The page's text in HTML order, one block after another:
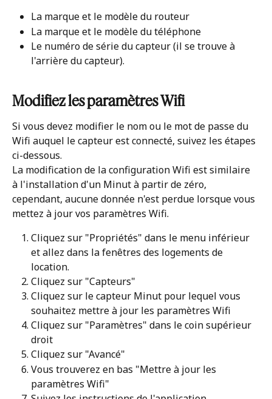
La marque et le modèle du routeur
La marque et le modèle du téléphone
Le numéro de série du capteur (il se trouve à
l'arrière du capteur).
Modifiez les paramètres Wifi
Si vous devez modifier le nom ou le mot de passe du
Wifi auquel le capteur est connecté, suivez les étapes
ci-dessous.
La modification de la configuration Wifi est similaire
à l'installation d'un Minut à partir de zéro,
cependant, aucune donnée n'est perdue lorsque vous
mettez à jour vos paramètres Wifi.
Cliquez sur "Propriétés" dans le menu inférieur
et allez dans la fenêtres des logements de
location.
Cliquez sur "Capteurs"
Cliquez sur le capteur Minut pour lequel vous
souhaitez mettre à jour les paramètres Wifi
Cliquez sur "Paramètres" dans le coin supérieur
droit
Cliquez sur "Avancé"
Vous trouverez en bas "Mettre à jour les
paramètres Wifi"